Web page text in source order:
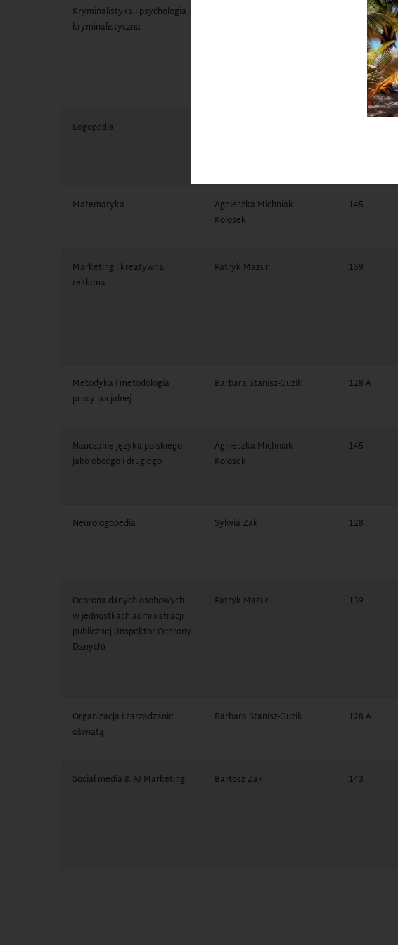
Kryminalistyka i psychologia
kryminalistyczna
Logopedia
Matematyka
Agnieszka Michniak-
Kolosek
145
Marketing i kreatywna
reklama
Patryk Mazur 139
Metodyka i metodologia
pracy socjalnej
Barbara Stanisz-Guzik 128 A
Nauczanie języka polskiego
jako obcego i drugiego
Agnieszka Michniak-
Kolosek
145
Neurologopedia Sylwia Żak 128
Ochrona danych osobowych
w jednostkach administracji
publicznej (Inspektor Ochrony
Danych)
Patryk Mazur 139
Organizacja i zarządzanie
oświatą
Barbara Stanisz-Guzik 128 A
Social media & AI Marketing Bartosz Żak 143